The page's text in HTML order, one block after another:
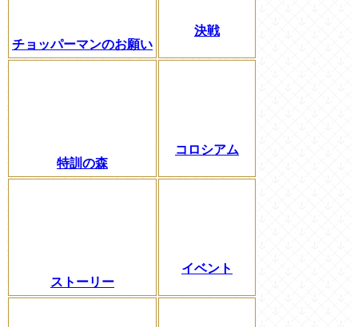
チョッパーマンのお願い
決戦
特訓の森
コロシアム
ストーリー
イベント